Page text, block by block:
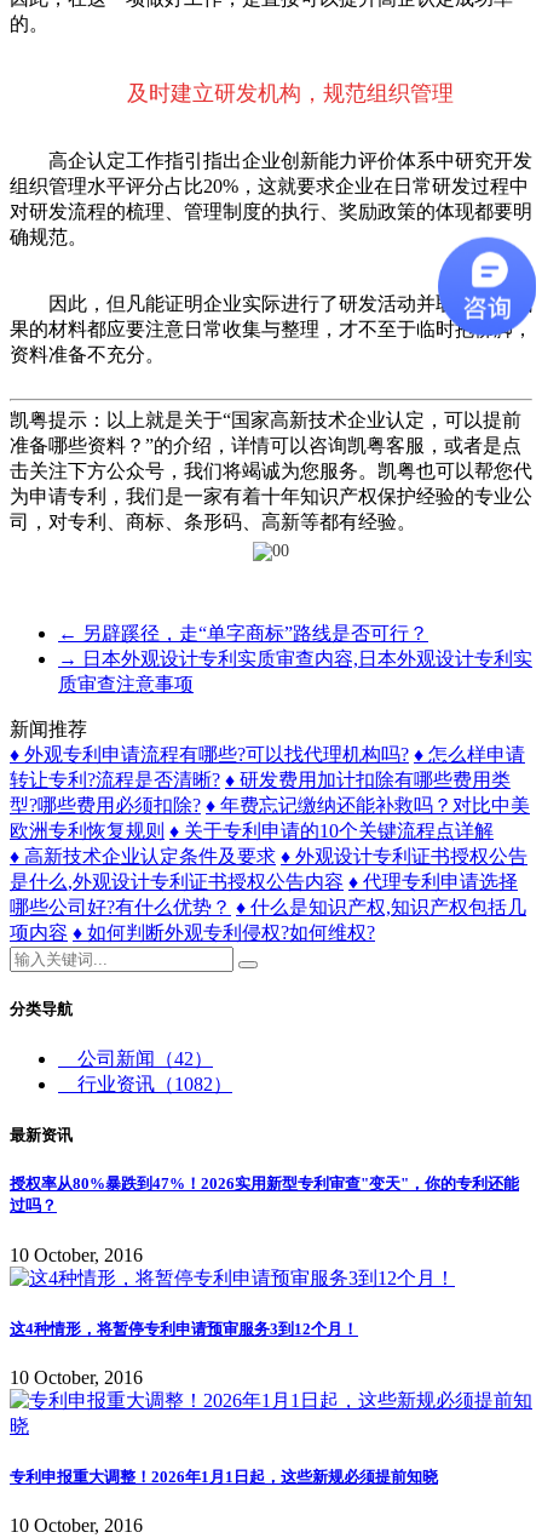
的。
及时建立研发机构，规范组织管理
高企认定工作指引指出企业创新能力评价体系中研究开发
组织管理水平评分占比20%，这就要求企业在日常研发过程中
对研发流程的梳理、管理制度的执行、奖励政策的体现都要明
确规范。
因此，但凡能证明企业实际进行了研发活动并取得一定成
果的材料都应要注意日常收集与整理，才不至于临时抱佛脚，
资料准备不充分。
凯粤提示：以上就是关于“国家高新技术企业认定，可以提前
准备哪些资料？ ”的介绍，详情可以咨询凯粤客服，或者是点
击关注下方公众号，我们将竭诚为您服务。凯粤也可以帮您代
为申请专利，我们是一家有着十年知识产权保护经验的专业公
司，对专利、商标、条形码、高新等都有经验。
← 另辟蹊径，走“单字商标”路线是否可行？
→ 日本外观设计专利实质审查内容,日本外观设计专利实
质审查注意事项
新闻推荐
♦ 外观专利申请流程有哪些?可以找代理机构吗? ♦ 怎么样申请
转让专利?流程是否清晰? ♦ 研发费用加计扣除有哪些费用类
型?哪些费用必须扣除? ♦ 年费忘记缴纳还能补救吗？对比中美
欧洲专利恢复规则 ♦ 关于专利申请的10个关键流程点详解
♦ 高新技术企业认定条件及要求 ♦ 外观设计专利证书授权公告
是什么,外观设计专利证书授权公告内容 ♦ 代理专利申请选择
哪些公司好?有什么优势？ ♦ 什么是知识产权,知识产权包括几
项内容 ♦ 如何判断外观专利侵权?如何维权?
分类导航
公司新闻
（42）
行业资讯 （1082）
最新资讯
授权率从80%暴跌到47%！2026实用新型专利审查"变天"，你的专利还能
过吗？
10 October, 2016
这4种情形，将暂停专利申请预审服务3到12个月！
10 October, 2016
专利申报重大调整！2026年1月1日起，这些新规必须提前知晓
10 October, 2016